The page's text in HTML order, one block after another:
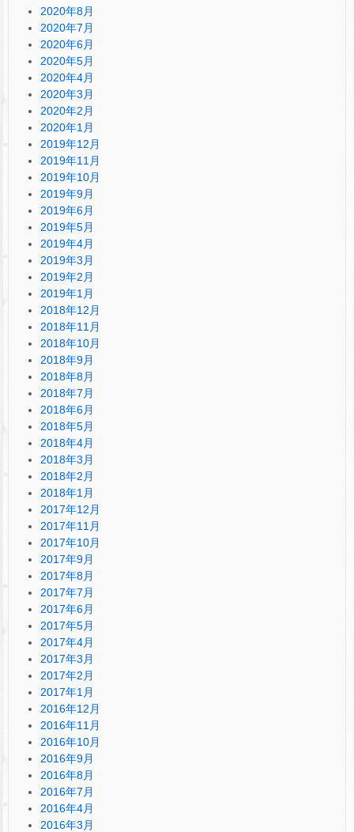
2020年8月
2020年7月
2020年6月
2020年5月
2020年4月
2020年3月
2020年2月
2020年1月
2019年12月
2019年11月
2019年10月
2019年9月
2019年6月
2019年5月
2019年4月
2019年3月
2019年2月
2019年1月
2018年12月
2018年11月
2018年10月
2018年9月
2018年8月
2018年7月
2018年6月
2018年5月
2018年4月
2018年3月
2018年2月
2018年1月
2017年12月
2017年11月
2017年10月
2017年9月
2017年8月
2017年7月
2017年6月
2017年5月
2017年4月
2017年3月
2017年2月
2017年1月
2016年12月
2016年11月
2016年10月
2016年9月
2016年8月
2016年7月
2016年4月
2016年3月